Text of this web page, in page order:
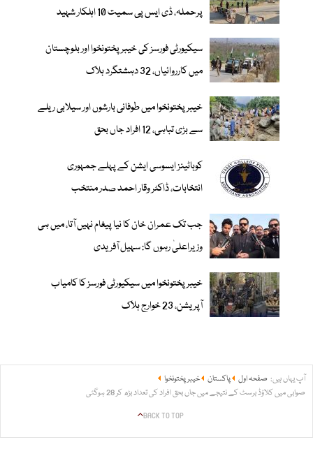
پرحملہ، ڈی ایس پی سمیت 10 اہلکار شہید
سیکیورٹی فورسز کی خیبر پختونخوا اور بلوچستان
میں کارروائیاں، 32 دہشتگرد ہلاک
خیبرپختونخوا میں طوفانی بارشوں اور سیلابی ریلے
سے بڑی تباہی، 12 افراد جاں بحق
کوہاٹینز ایسوسی ایشن کے پہلے جمہوری
انتخابات، ڈاکٹر وقار احمد صدر منتخب
جب تک عمران خان کا نیا پیغام نہیں آتا، میں ہی
وزیراعلیٰ رہوں گا: سہیل آفریدی
خیبرپختونخوا میں سیکیورٹی فورسز کا کامیاب
آپریشن، 23 خوارج ہلاک
آپ یہاں ہیں: صفحہ اول پاکستان
خیبر پختونخوا
صوابی میں کلاؤڈ برسٹ کے نتیجے میں جاں بحق افراد کی تعداد بڑھ کر 28 ہوگئی
BACK TO TOP